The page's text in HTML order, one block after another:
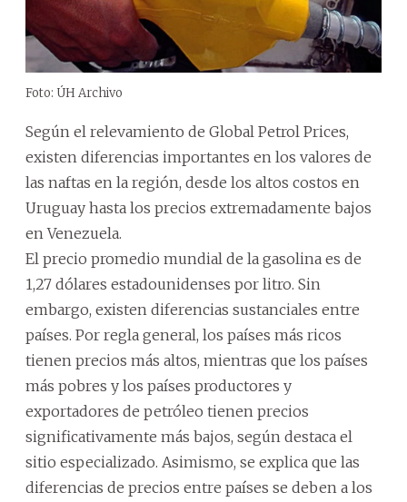
Foto: ÚH Archivo
Según el relevamiento de Global Petrol Prices,
existen diferencias importantes en los valores de
las naftas en la región, desde los altos costos en
Uruguay hasta los precios extremadamente bajos
en Venezuela.
El precio promedio mundial de la gasolina es de
1,27 dólares estadounidenses por litro. Sin
embargo, existen diferencias sustanciales entre
países. Por regla general, los países más ricos
tienen precios más altos, mientras que los países
más pobres y los países productores y
exportadores de petróleo tienen precios
significativamente más bajos, según destaca el
sitio especializado. Asimismo, se explica que las
diferencias de precios entre países se deben a los